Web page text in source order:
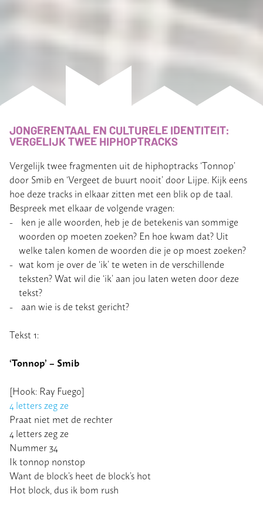
JONGERENTAAL EN CULTURELE IDENTITEIT:
VERGELIJK TWEE HIPHOPTRACKS
Vergelijk twee fragmenten uit de hiphoptracks ‘Tonnop’
door Smib en ‘Vergeet de buurt nooit’ door Lijpe. Kijk eens
hoe deze tracks in elkaar zitten met een blik op de taal.
Bespreek met elkaar de volgende vragen:
ken je alle woorden, heb je de betekenis van sommige
woorden op moeten zoeken? En hoe kwam dat? Uit
welke talen komen de woorden die je op moest zoeken?
wat kom je over de ‘ik’ te weten in de verschillende
teksten? Wat wil die ‘ik’ aan jou laten weten door deze
tekst?
aan wie is de tekst gericht?
Tekst 1:
‘Tonnop’ – Smib
[Hook: Ray Fuego]
4 letters zeg ze
Praat niet met de rechter
4 letters zeg ze
Nummer 34
Ik tonnop nonstop
Want de block’s heet de block’s hot
Hot block, dus ik bom rush